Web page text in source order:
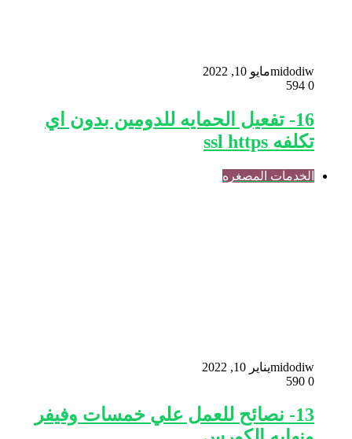
midodiwمايو 10, 2022
0
16- تفعيل الحمايه للدومين بدون اي
تكلفه ssl https
الخدمات المصغره
midodiwيناير 10, 2022
0
13- نصائح للعمل علي خمسات وفيفر